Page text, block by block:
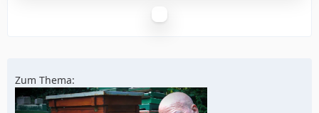
Zum Thema: